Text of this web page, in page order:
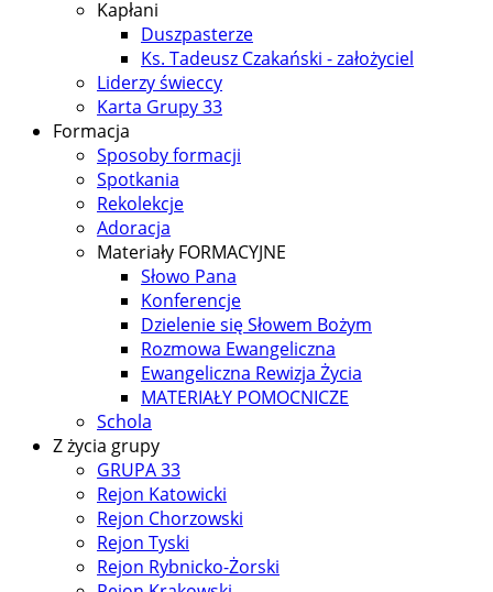
Kapłani
Duszpasterze
Ks. Tadeusz Czakański - założyciel
Liderzy świeccy
Karta Grupy 33
Formacja
Sposoby formacji
Spotkania
Rekolekcje
Adoracja
Materiały FORMACYJNE
Słowo Pana
Konferencje
Dzielenie się Słowem Bożym
Rozmowa Ewangeliczna
Ewangeliczna Rewizja Życia
MATERIAŁY POMOCNICZE
Schola
Z życia grupy
GRUPA 33
Rejon Katowicki
Rejon Chorzowski
Rejon Tyski
Rejon Rybnicko-Żorski